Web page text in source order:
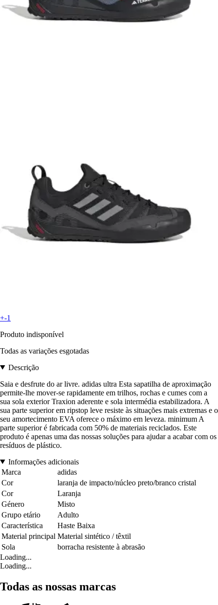
+-1
Produto indisponível
Todas as variações esgotadas
Descrição
Saia e desfrute do ar livre. adidas ultra Esta sapatilha de aproximação
permite-lhe mover-se rapidamente em trilhos, rochas e cumes com a
sua sola exterior Traxion aderente e sola intermédia estabilizadora. A
sua parte superior em ripstop leve resiste às situações mais extremas e o
seu amortecimento EVA oferece o máximo em leveza. minimum A
parte superior é fabricada com 50% de materiais reciclados. Este
produto é apenas uma das nossas soluções para ajudar a acabar com os
resíduos de plástico.
Informações adicionais
Marca
adidas
Cor
laranja de impacto/núcleo preto/branco cristal
Cor
Laranja
Género
Misto
Grupo etário
Adulto
Característica
Haste Baixa
Material principal Material sintético / têxtil
Sola
borracha resistente à abrasão
Loading...
Loading...
Todas as nossas marcas